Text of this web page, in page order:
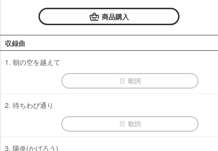
商品購入
収録曲
1. 朝の空を越えて
歌詞
2. 待ちわび通り
歌詞
3. 陽炎(かげろう)